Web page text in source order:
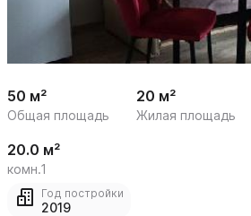
/
50 м²
Общая площадь
20 м²
Жилая площадь
20.0 м²
комн.1
Год постройки
2019